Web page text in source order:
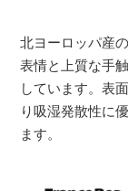
北ヨーロッパ産
表情と上質な手
しています。表
り吸湿発散性に
ます。